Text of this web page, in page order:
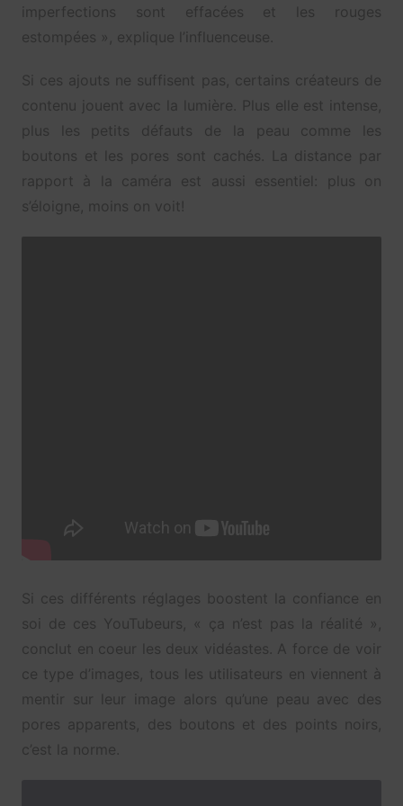
imperfections sont effacées et les rouges
estompées », explique l’influenceuse.
Si ces ajouts ne suffisent pas, certains créateurs de
contenu jouent avec la lumière. Plus elle est intense,
plus les petits défauts de la peau comme les
boutons et les pores sont cachés. La distance par
rapport à la caméra est aussi essentiel: plus on
s’éloigne, moins on voit!
Si ces différents réglages boostent la confiance en
soi de ces YouTubeurs, « ça n’est pas la réalité »,
conclut en coeur les deux vidéastes. A force de voir
ce type d’images, tous les utilisateurs en viennent à
mentir sur leur image alors qu’une peau avec des
pores apparents, des boutons et des points noirs,
c’est la norme.